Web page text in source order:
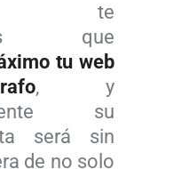
te
que
tu web
, y
su
será sin
de no solo
a
r
a
f
o
a
o
p
i